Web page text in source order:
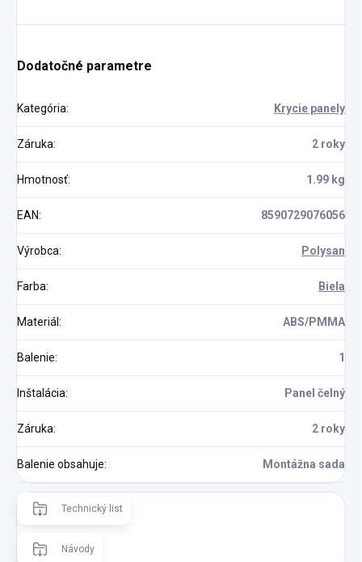
Dodatočné parametre
Kategória: Krycie panely
Záruka: 2 roky
Hmotnosť: 1.99 kg
EAN: 8590729076056
Výrobca: Polysan
Farba: Biela
Materiál : ABS/PMMA
Balenie: 1
Inštalácia: Panel čelný
Záruka: 2 roky
Balenie obsahuje: Montážna sada
Technický list
Návody